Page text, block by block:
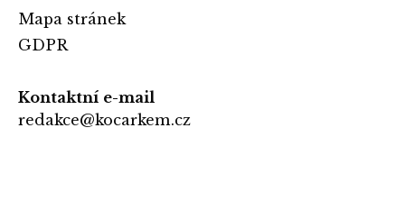
Mapa stránek
GDPR
Kontaktní e-mail
redakce@kocarkem.cz